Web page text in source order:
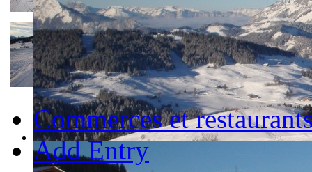
Commerces et
Add Entry